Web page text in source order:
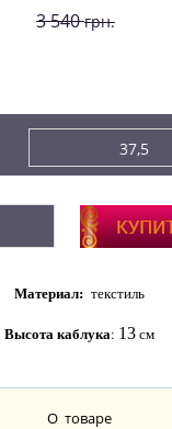
3 540грн.
37,5
Материал: текстиль
Высота каблука: 13см
О товаре